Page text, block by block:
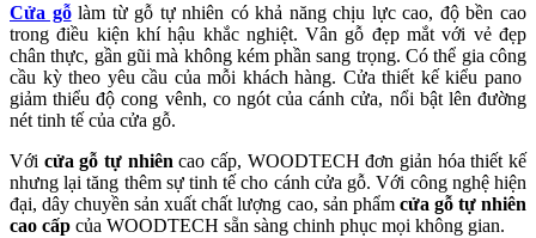
Cửa gỗlàm từ gỗ tự nhiên có khả năng chịu lực cao, độ bền cao
trong điều kiện khí hậu khắc nghiệt. Vân gỗ đẹp mắt với vẻ đẹp
chân thực, gần gũi mà không kém phần sang trọng. Có thể gia công
cầu kỳ theo yêu cầu của mỗi khách hàng. Cửa thiết kế kiểu pano
giảm thiểu độ cong vênh, co ngót của cánh cửa, nổi bật lên đường
nét tinh tế của cửa gỗ.
Với cửa gỗ tự nhiên cao cấp, WOODTECH đơn giản hóa thiết kế
nhưng lại tăng thêm sự tinh tế cho cánh cửa gỗ. Với công nghệ hiện
đại, dây chuyền sản xuất chất lượng cao, sản phẩm cửa gỗ tự nhiên
cao cấp của WOODTECH sẵn sàng chinh phục mọi không gian.